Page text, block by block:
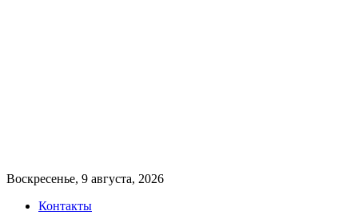
Воскресенье, 9 августа, 2026
Контакты